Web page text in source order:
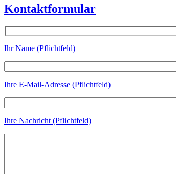
Kontaktformular
Ihr Name (Pflichtfeld)
Ihre E-Mail-Adresse (Pflichtfeld)
Ihre Nachricht (Pflichtfeld)